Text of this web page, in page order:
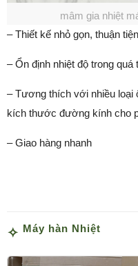
mâm gia nhiệt
– Thiết kế nhỏ gọn, thuận
– Ổn định nhiệt độ trong quá
– Tương thích với nhiều loại
kích thước đường kính cho
– Giao hàng nhanh
Máy hàn Nhiệt